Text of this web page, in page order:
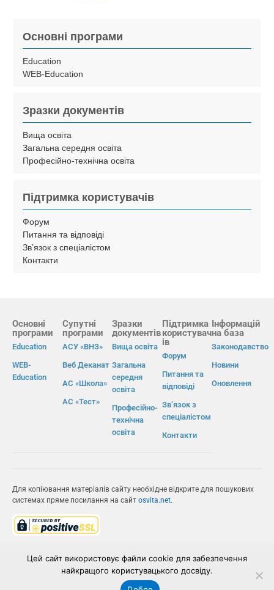
Основні програми
Education
WEB-Education
Зразки документів
Вища освіта
Загальна середня освіта
Професійно-технічна освіта
Підтримка користувачів
Форум
Питання та відповіді
Зв’язок з спеціалістом
Контакти
Основні
програми
Education
WEB-
Education
Супутні
програми
АСУ «ВНЗ»
Веб Деканат
АС «Школа»
АС «Тест»
Зразки
документів
Вища освіта
Загальна
середня
освіта
Професійно-
технічна
освіта
Підтримка
користувач
ів
Форум
Питання та
відповіді
Зв’язок з
спеціалістом
Контакти
Інформацій
на база
Законодавство
Новини
Оновлення
Для копіювання матеріалів сайту необхідне відкрите для пошукових
системах пряме посилання на сайт osvita.net.
ІВС «ОСВІТА»
Цей сайт використовує файли cookie для забезпечення
найкращого користувацького досвіду.